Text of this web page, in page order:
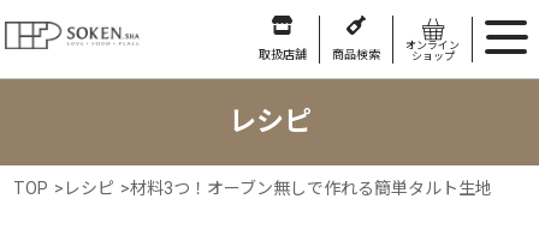
取扱店舗 商品検索
オンライン
ショップ
レシピ
TOP > レシピ >材料3つ！オーブン無しで作れる簡単タルト生地